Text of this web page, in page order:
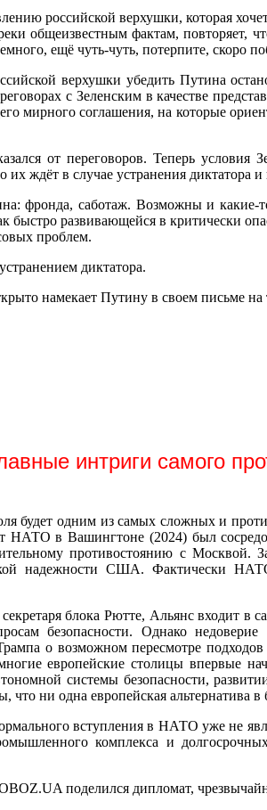
российской верхушки, которая
общеизвестным фактам, повторяет,
ещё чуть-чуть, потерпите, скоро
верхушки убедить Путина
с Зеленским в качестве
мирного соглашения, на которые
от переговоров. Теперь условия
ждёт в случае устранения диктатора
фронда, саботаж. Возможны и
быстро развивающейся в критически
проблем.
диктатора.
намекает Путину в своем письме
интриги самого
будет одним из самых сложных и
НАТО в Вашингтоне (2024) был
противостоянию с
надежности США. Фактически
блока Рютте, Альянс
безопасности. Однако
о возможном пересмотре
европейские столицы впервые
системы безопасности,
ни одна европейская альтернатива
вступления в НАТО уже не
комплекса и
поделился дипломат,